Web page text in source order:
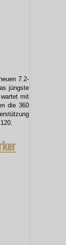
7.2-
jüngste
mit
die 360